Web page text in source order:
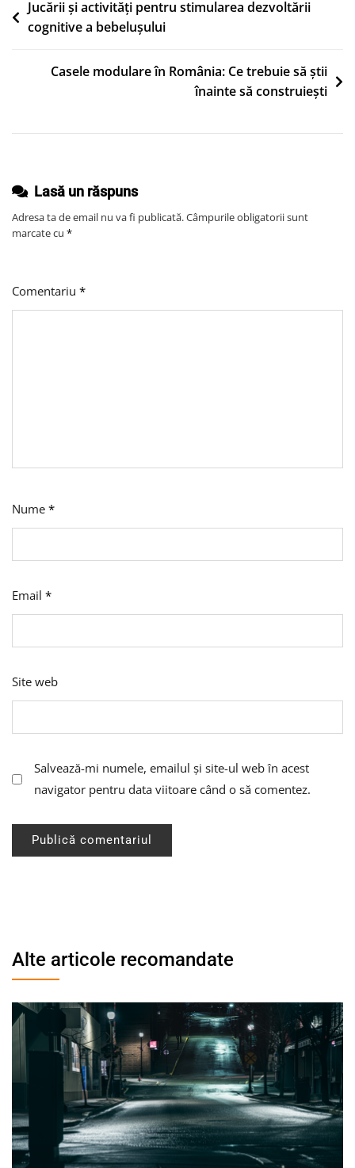
Fiecare
Muncă:
Ghid
Navigare
Jucării și activități pentru stimularea dezvoltării
cognitive a bebelușului
Casele modulare în România: Ce trebuie să știi
înainte să construiești
Lasă un răspuns
Adresa ta de email nu va fi publicată.Câmpurile obligatorii sunt
marcate cu *
Comentariu *
Nume *
Email *
Site web
Salvează-mi numele, emailul și site-ul web în acest
navigator pentru data viitoare când o să comentez.
Alte articole recomandate